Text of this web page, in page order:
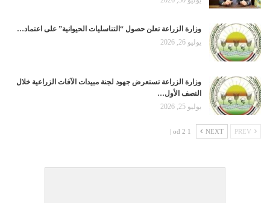
وزارة الزراعة تعلن حصول “التناسليات الحيوانية” على اعتماد…
يوليو 26, 2026
وزارة الزراعة تستعرض جهود لجنة مبيدات الآفات الزراعية خلال
النصف الأول…
يوليو 25, 2026
NEXT
1 od 2 |